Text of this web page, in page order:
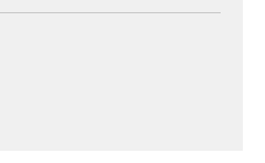
flik, extern webbplats,
webbplats,
flik, extern webbplats,
postklient,